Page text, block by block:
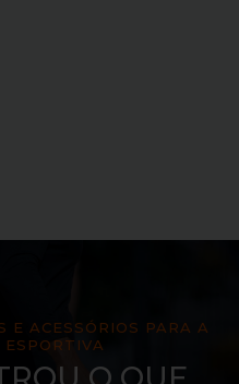
E ACESSÓRIOS PARA A